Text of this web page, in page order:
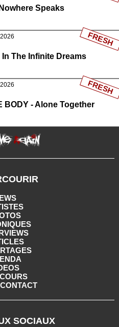
Speaks
In The Infinite Dreams
FRESH
BODY - Alone Together
FRESH
SOCIAUX